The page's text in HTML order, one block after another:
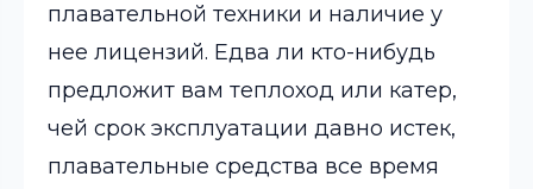
плавательной техники и наличие у
нее лицензий. Едва ли кто-нибудь
предложит вам теплоход или катер,
чей срок эксплуатации давно истек,
плавательные средства все время